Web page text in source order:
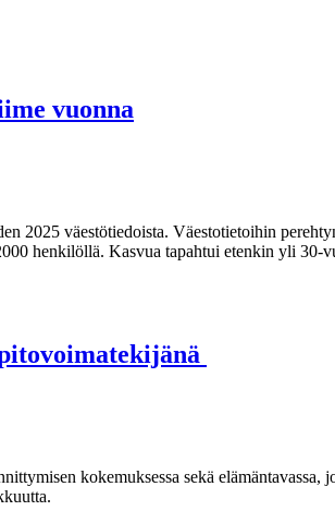
vuonna
2025 väestötiedoista. Väestotietoihin
henkilöllä. Kasvua tapahtui etenkin yli
kokemuksessa sekä